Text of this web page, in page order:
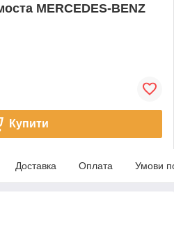
MERCEDES-BENZ
Купити
Доставка Оплата Умови